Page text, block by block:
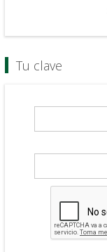
Tu clave